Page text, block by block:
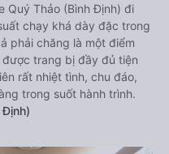
Quý Thảo (Bình Định) đi
chạy khá dày đặc trong
phải chăng là một điểm
trang bị đầy đủ tiện
rất nhiệt tình, chu đáo,
trong suốt hành trình.
Định)